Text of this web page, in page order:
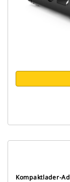
Kompaktlader-